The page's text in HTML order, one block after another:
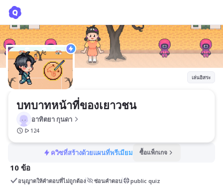
เล่นอิสระ
บทบาทหน้าที่ของเยาวชน
อาทิตยา กุนดา
124
ควิซที่สร้างด้วยแผนที่พรีเมียม ซื้อแพ็กเกจ
10 ข้อ
อนุญาตให้คำตอบที่ไม่ถูกต้อง ซ่อนคำตอบ public quiz